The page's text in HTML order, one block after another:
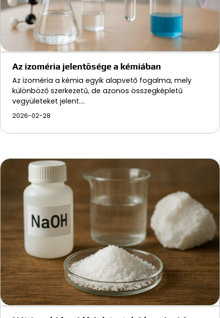
Az izoméria jelentősége a kémiában
Az izoméria a kémia egyik alapvető fogalma, mely
különböző szerkezetű, de azonos összegképletű
vegyületeket jelent.…
2026-02-28